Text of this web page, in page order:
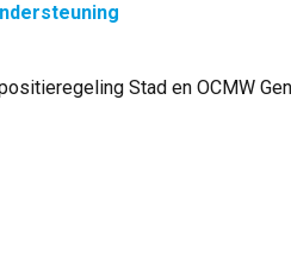
Stad en OCMW